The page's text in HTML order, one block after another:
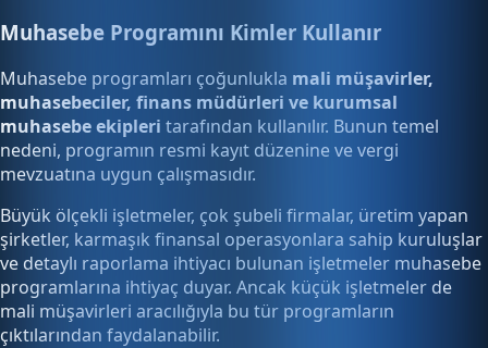
Muhasebe Programını Kimler Kullanır
Muhasebe programları çoğunlukla mali müşavirler,
muhasebeciler, finans müdürleri ve kurumsal
muhasebe ekipleri tarafından kullanılır. Bunun temel
nedeni, programın resmi kayıt düzenine ve vergi
mevzuatına uygun çalışmasıdır.
Büyük ölçekli işletmeler, çok şubeli firmalar, üretim yapan
şirketler, karmaşık finansal operasyonlara sahip kuruluşlar
ve detaylı raporlama ihtiyacı bulunan işletmeler muhasebe
programlarına ihtiyaç duyar. Ancak küçük işletmeler de
mali müşavirleri aracılığıyla bu tür programların
çıktılarından faydalanabilir.